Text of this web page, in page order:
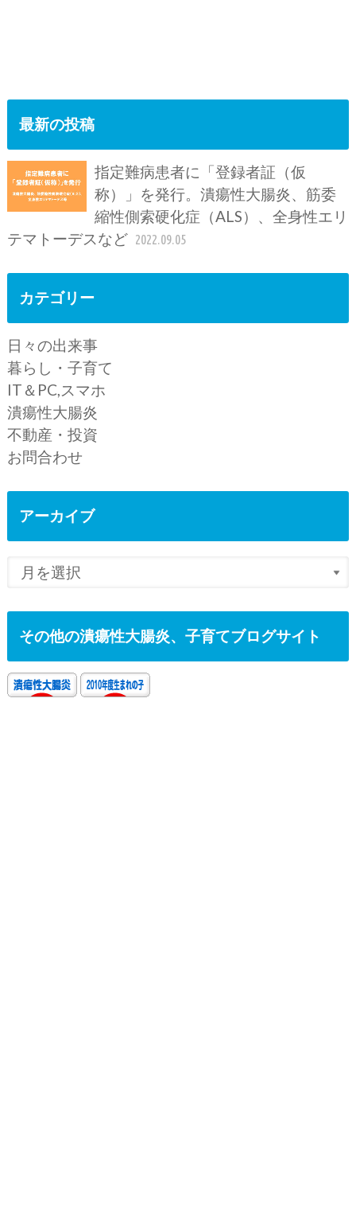
最新の投稿
指定難病患者に「登録者証（仮
称）」を発行。潰瘍性大腸炎、筋委
縮性側索硬化症（ALS）、全身性エリ
テマトーデスなど 2022.09.05
カテゴリー
日々の出来事
暮らし・子育て
IT＆PC,スマホ
潰瘍性大腸炎
不動産・投資
お問合わせ
アーカイブ
その他の潰瘍性大腸炎、子育てブログサイト